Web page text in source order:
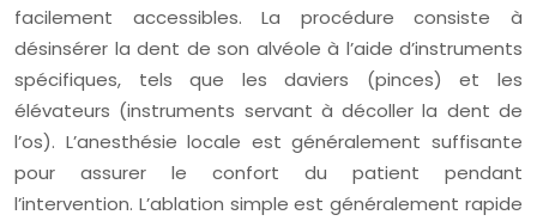
facilement accessibles. La procédure consiste à
désinsérer la dent de son alvéole à l’aide d’instruments
spécifiques, tels que les daviers (pinces) et les
élévateurs (instruments servant à décoller la dent de
l’os). L’anesthésie locale est généralement suffisante
pour assurer le confort du patient pendant
l’intervention. L’ablation simple est généralement rapide